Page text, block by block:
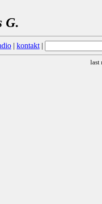
G.
| kontakt |
last